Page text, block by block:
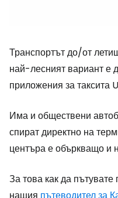
Транспортът до/от
най-лесният вариант е
приложения за
Има и обществени
спират директно на
центъра е объркващо и
За това как да пътувате